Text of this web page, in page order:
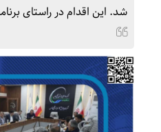
شد. این اقدام در راستای